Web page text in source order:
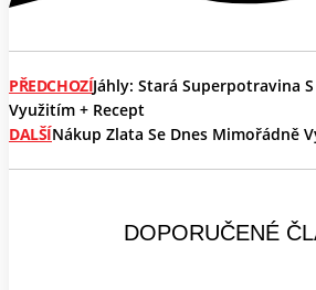
PŘEDCHOZÍJáhly: Stará Superpotravina
Využitím + Recept
DALŠÍNákup Zlata Se Dnes Mimořádně
DOPORUČENÉ